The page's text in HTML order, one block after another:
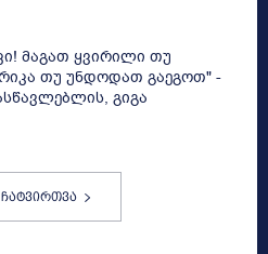
მაგათ ყვირილი თუ
თუ უნდოდათ გაეგოთ" -
გიგა
ჩატვირთვა